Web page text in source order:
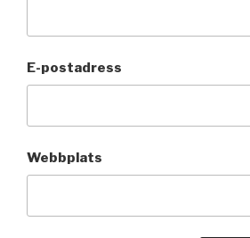
E-postadress
Webbplats